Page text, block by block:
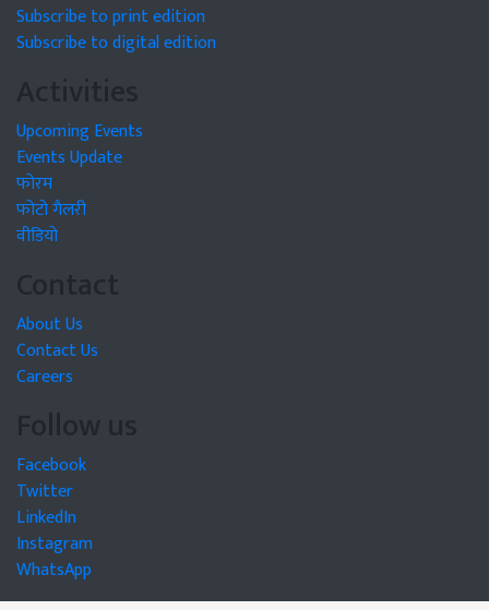
Subscribe to print edition
Subscribe to digital edition
Activities
Upcoming Events
Events Update
फोरम
फोटो गैलरी
वीडियो
Contact
About Us
Contact Us
Careers
Follow us
Facebook
Twitter
LinkedIn
Instagram
WhatsApp